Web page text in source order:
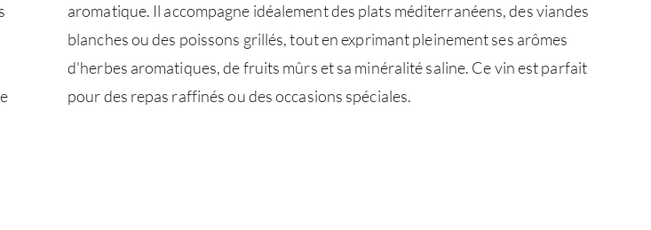
aromatique. Il accompagne idéalement des plats méditerranéens, des viandes
blanches ou des poissons grillés, tout en exprimant pleinement ses arômes
d'herbes aromatiques, de fruits mûrs et sa minéralité saline. Ce vin est parfait
pour des repas raffinés ou des occasions spéciales.